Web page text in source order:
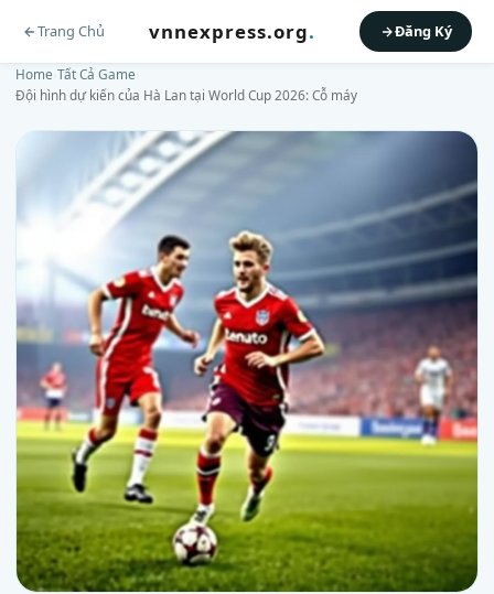
Trang Chủ vnnexpress.org. Đăng Ký
Home Tất Cả Game
Đội hình dự kiến của Hà Lan tại World Cup 2026: Cỗ máy